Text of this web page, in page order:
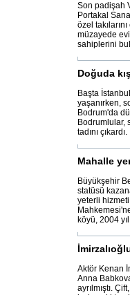
Son padişah
Portakal
özel
müzayede
sahiplerini
Doğuda
Başta
yaşanırken,
Bodrum'da
Bodrumlular,
tadını
Mahalle
Büyükşehir
statüsü
yeterli
köyü, 2004
Aktör Kenan
Anna
ayrılmıştı.